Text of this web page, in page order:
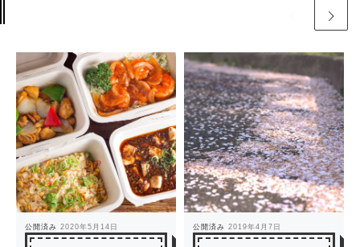
公開済み 2020年5月14日 公開済み 2019年4月7日